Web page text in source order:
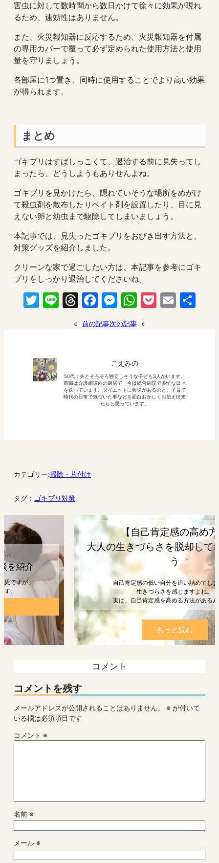
害虫に対して数時間から数日かけて徐々に効果が現れ
るため、速効性はありません。
また、火災報知器に反応するため、火災報知器を付属
の専用カバーで覆って必ず定められた使用方法と使用
量を守りましょう。
各部屋に1つ置き、同時に使用することでより高い効果
が得られます。
まとめ
ゴキブリはすばしっこくて、退治する前に見失ってし
まったら、どうしようもありせんよね。
ゴキブリを見かけたら、隠れていそうな場所をめがけ
て殺虫剤を散布したりベイト剤を設置したり、目に見
えない卵と幼虫まで駆除してしまいましょう。
本記事では、見失ったゴキブリをおびき出す方法と、
対策グッズを紹介しました。
クリーンな家で過ごしたい方は、本記事を参考にゴキ
ブリをしっかり退治してくださいね。
Twitter
LineThreads
Facebook
Messenger
WhatsApp
Pocket
Email
« 前の記事次の記事 »
こえみの
50代｜夫とそろそろ独立しそうな子ども3人がいます。
前職は介護施設内の厨房で、今は総合病院で多忙な日々
を送っています。ダイエットに興味があるのと、子育て
時代の日常で気づいた事などを面白おかしくお伝え出来
たらと思っています。
カテゴリー:掃除・片付け
タグ： ゴキブリ対策
【自己肯定感の高め方】
大人の生きづらさを脱却して幸せになろ
う
自己肯定感の低い自分を追い詰めてしまうと、
生きづらさを感じますよね。
実は、自己肯定感を高める方法があるんです。
もっと読む
コメント
コメントを残す
メールアドレスが公開されることはありません。 ※ が付いて
いる欄は必須項目です
コメント ※
名前 ※
メール ※